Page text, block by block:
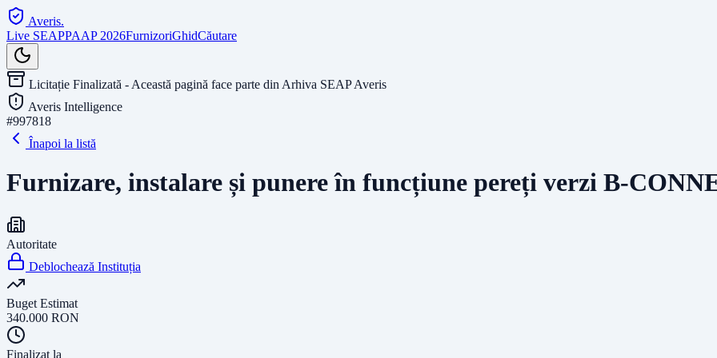
Averis.
Live SEAPPAAP 2026FurnizoriGhidCăutare
Licitație Finalizată - Această pagină face parte din Arhiva SEAP Averis
Averis Intelligence
#997818
Înapoi la listă
Furnizare, instalare și punere în funcțiune pereți verzi B-
Autoritate
Deblochează Instituția
Buget Estimat
340.000 RON
Finalizat la